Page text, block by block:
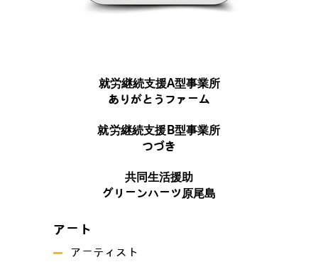
就労継続支援A型事業所
ありがとうファーム
就労継続支援B型事業所
つづき
共同生活援助
グリーンハーツ原尾島
アート
アーティスト